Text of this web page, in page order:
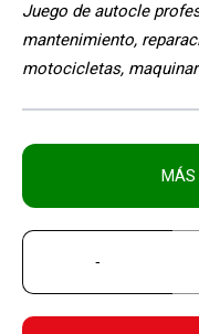
Juego de autocle
mantenimiento,
motocicletas,
MÁS